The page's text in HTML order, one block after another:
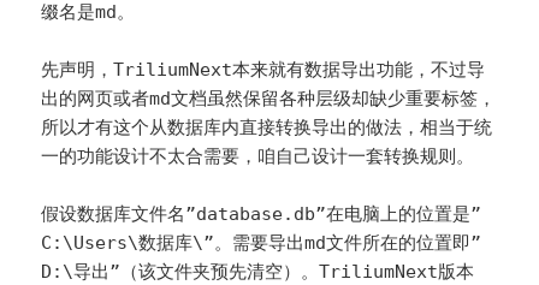
缀名是md。
先声明，TriliumNext本来就有数据导出功能，不过导
出的网页或者md文档虽然保留各种层级却缺少重要标签，
所以才有这个从数据库内直接转换导出的做法，相当于统
一的功能设计不太合需要，咱自己设计一套转换规则。
假设数据库文件名”database.db”在电脑上的位置是”
C:\Users\数据库\”。需要导出md文件所在的位置即”
D:\导出”（该文件夹预先清空）。TriliumNext版本